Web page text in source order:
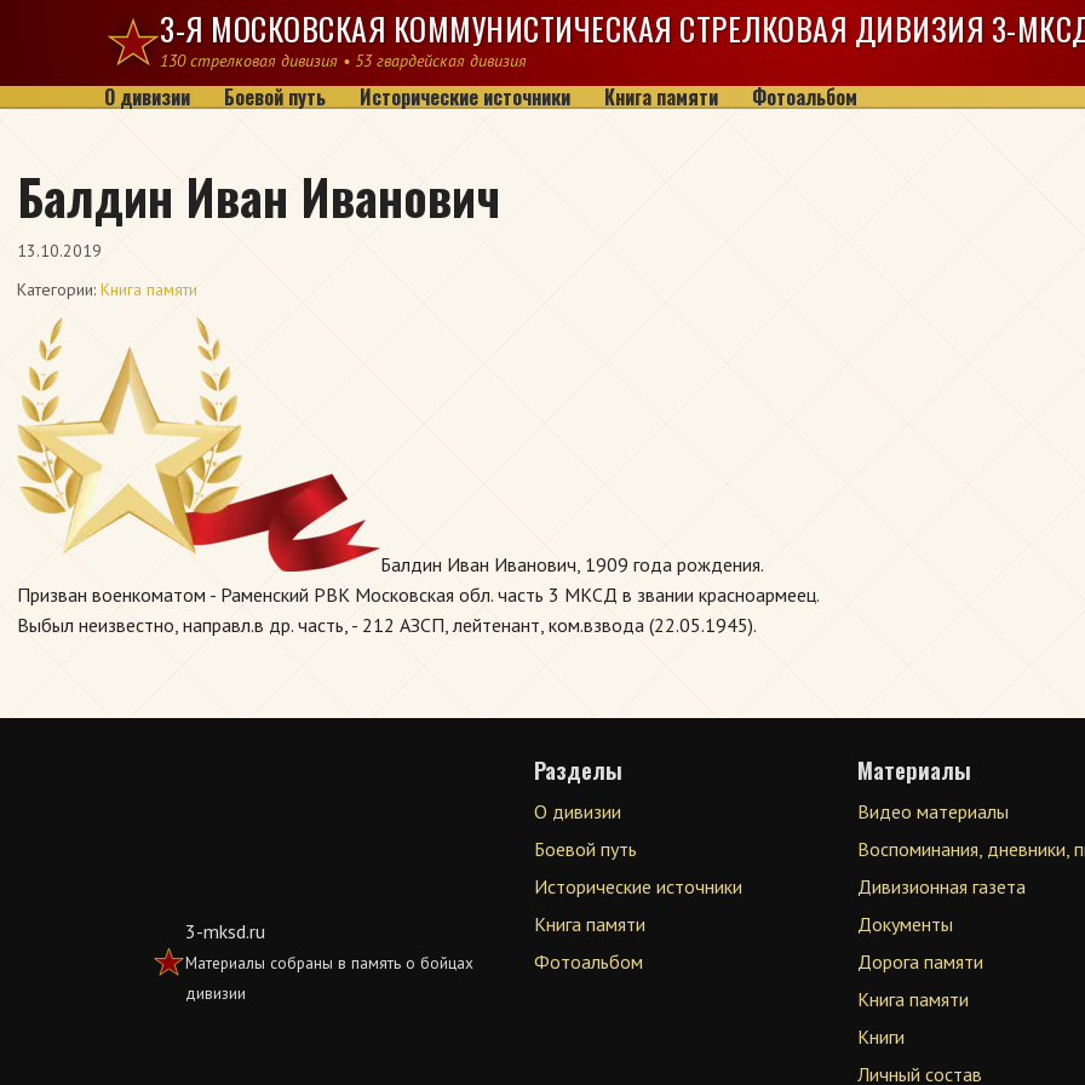
Перейти к содержимому3-Я МОСКОВСКАЯ КОММУНИСТИЧЕСКАЯ СТРЕЛКОВАЯ ДИВИЗИЯ 3-
130 стрелковая дивизия • 53 гвардейская дивизия
О дивизии Боевой путь Исторические источники Книга памяти Фотоальбом
Балдин Иван Иванович
13.10.2019
Категории: Книга памяти
Балдин Иван Иванович, 1909 года рождения.
Призван военкоматом - Раменский РВК Московская обл. часть 3 МКСД в звании красноармеец.
Выбыл неизвестно, направл.в др. часть, - 212 АЗСП, лейтенант, ком.взвода (22.05.1945).
3-mksd.ru
Материалы собраны в память о бойцах
дивизии
Разделы
О дивизии
Боевой путь
Исторические источники
Книга памяти
Фотоальбом
Материалы
Видео материалы
Воспоминания, дневники,
Дивизионная газета
Документы
Дорога памяти
Книга памяти
Книги
Личный состав